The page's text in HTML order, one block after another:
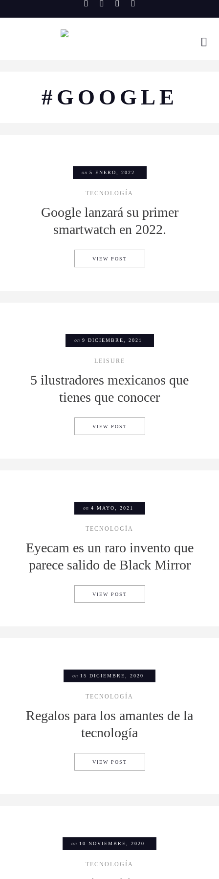
to
#GOOGLE
on 5 ENERO, 2022
TECNOLOGÍA
Google lanzará su primer
smartwatch en 2022.
VIEW POST
on 9 DICIEMBRE, 2021
LEISURE
5 ilustradores mexicanos que
tienes que conocer
VIEW POST
on 4 MAYO, 2021
TECNOLOGÍA
Eyecam es un raro invento que
parece salido de Black Mirror
VIEW POST
on 15 DICIEMBRE, 2020
TECNOLOGÍA
Regalos para los amantes de la
tecnología
VIEW POST
on 10 NOVIEMBRE, 2020
TECNOLOGÍA